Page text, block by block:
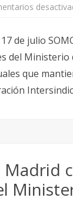
de julio
del
que
Madrid